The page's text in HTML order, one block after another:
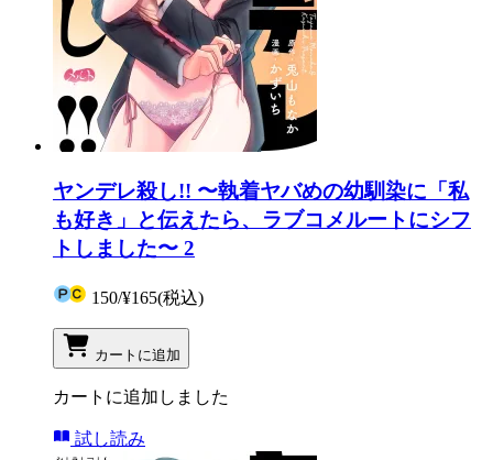
ヤンデレ殺し!! 〜執着ヤバめの幼馴染に「私
も好き」と伝えたら、ラブコメルートにシフ
トしました〜 2
150/¥165(税込)
カートに追加
カートに追加しました
試し読み